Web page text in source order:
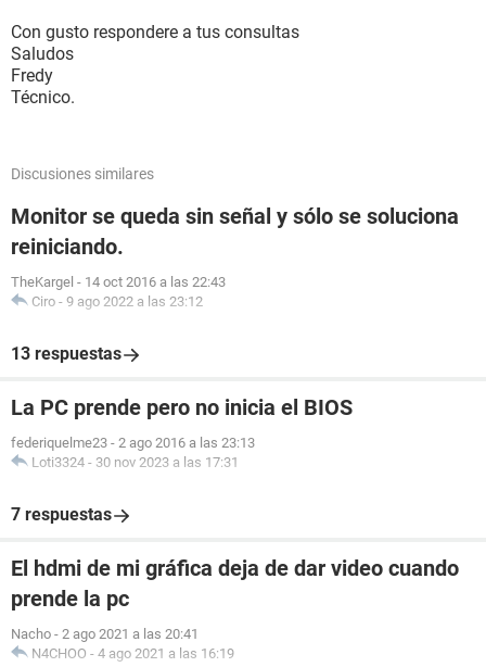
Con gusto respondere a tus consultas
Saludos
Fredy
Técnico.
Discusiones similares
Monitor se queda sin señal y sólo se soluciona
reiniciando.
TheKargel - 14 oct 2016 a las 22:43
Ciro - 9 ago 2022 a las 23:12
13 respuestas
La PC prende pero no inicia el BIOS
federiquelme23 - 2 ago 2016 a las 23:13
Loti3324 - 30 nov 2023 a las 17:31
7 respuestas
El hdmi de mi gráfica deja de dar video cuando
prende la pc
Nacho - 2 ago 2021 a las 20:41
N4CHOO - 4 ago 2021 a las 16:19